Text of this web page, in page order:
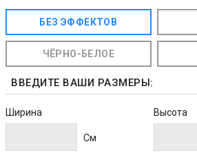
БЕЗ ЭФФЕКТОВ
ЧЁРНО-БЕЛОЕ
ВВЕДИТЕ ВАШИ РАЗМЕРЫ:
Ширина
Cм
Высота